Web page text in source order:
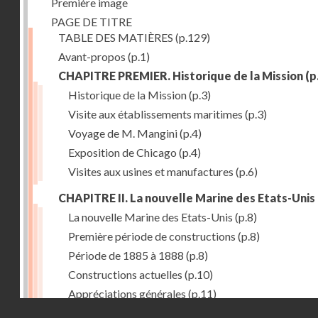
PAGE DE TITRE
TABLE DES MATIÈRES (p.129)
Avant-propos (p.1)
CHAPITRE PREMIER. Historique de la Mission
Historique de la Mission(p.3)
Visite aux établissements maritimes (p.3)
Voyage de M. Mangini(p.4)
Exposition de Chicago (p.4)
Visites aux usines et manufactures (p.6)
CHAPITRE II. La nouvelle Marine des Etats-Unis
La nouvelle Marine des Etats-Unis (p.8)
Première période de constructions (p.8)
Période de 1885 à 1888 (p.8)
Constructions actuelles (p.10)
Appréciations générales (p.11)